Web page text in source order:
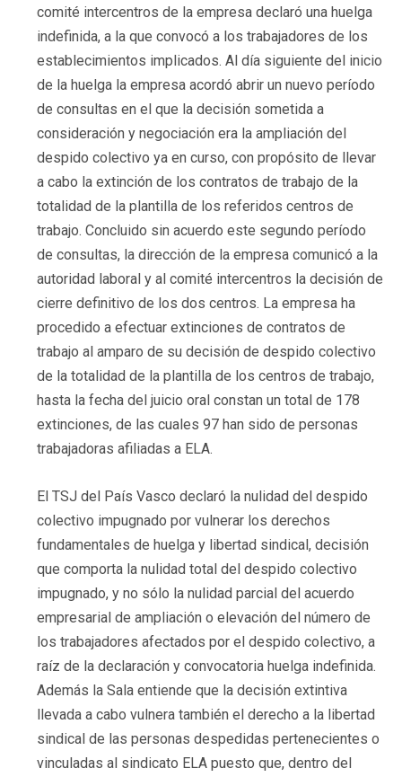
comité intercentros de la empresa declaró una huelga
indefinida, a la que convocó a los trabajadores de los
establecimientos implicados. Al día siguiente del inicio
de la huelga la empresa acordó abrir un nuevo período
de consultas en el que la decisión sometida a
consideración y negociación era la ampliación del
despido colectivo ya en curso, con propósito de llevar
a cabo la extinción de los contratos de trabajo de la
totalidad de la plantilla de los referidos centros de
trabajo. Concluido sin acuerdo este segundo período
de consultas, la dirección de la empresa comunicó a la
autoridad laboral y al comité intercentros la decisión de
cierre definitivo de los dos centros. La empresa ha
procedido a efectuar extinciones de contratos de
trabajo al amparo de su decisión de despido colectivo
de la totalidad de la plantilla de los centros de trabajo,
hasta la fecha del juicio oral constan un total de 178
extinciones, de las cuales 97 han sido de personas
trabajadoras afiliadas a ELA.
El TSJ del País Vasco declaró la nulidad del despido
colectivo impugnado por vulnerar los derechos
fundamentales de huelga y libertad sindical, decisión
que comporta la nulidad total del despido colectivo
impugnado, y no sólo la nulidad parcial del acuerdo
empresarial de ampliación o elevación del número de
los trabajadores afectados por el despido colectivo, a
raíz de la declaración y convocatoria huelga indefinida.
Además la Sala entiende que la decisión extintiva
llevada a cabo vulnera también el derecho a la libertad
sindical de las personas despedidas pertenecientes o
vinculadas al sindicato ELA puesto que, dentro del